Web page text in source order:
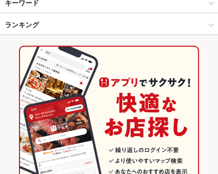
四ツ谷・麹町・市ヶ谷・九段下 × バー・カクテル
四谷三丁目駅 × バー・カクテル
四谷三丁目駅 × バー・カクテル
四谷三丁目 × バー・カクテル
東京 × バー・カクテル
東京 × バー・カクテル
四ツ谷駅
四谷三丁目駅
キーワード
ソーセージ
ランキング
東京のグルメランキング
東京のバー・カクテルランキング
四ツ谷・麹町・市ヶ谷・九段下のグルメランキング
四谷三丁目のグルメランキング